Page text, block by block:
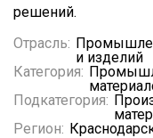
решений.
Отрасль:
и изделий
Категория:
Подкатегория:
Регион: